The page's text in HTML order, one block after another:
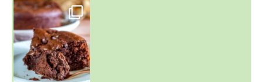
~ GÂTEAU FONDANT CHOCO NOISETTE ~
C'est lundi